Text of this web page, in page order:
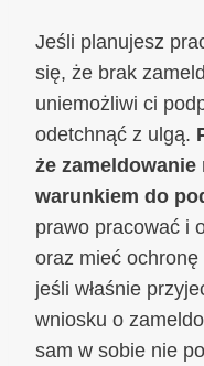
Jeśli planujesz
się, że brak
uniemożliwi ci
odetchnąć z ulgą.
że
warunkiem do
prawo pracować i
oraz mieć
jeśli właśnie
wniosku o
sam w sobie nie